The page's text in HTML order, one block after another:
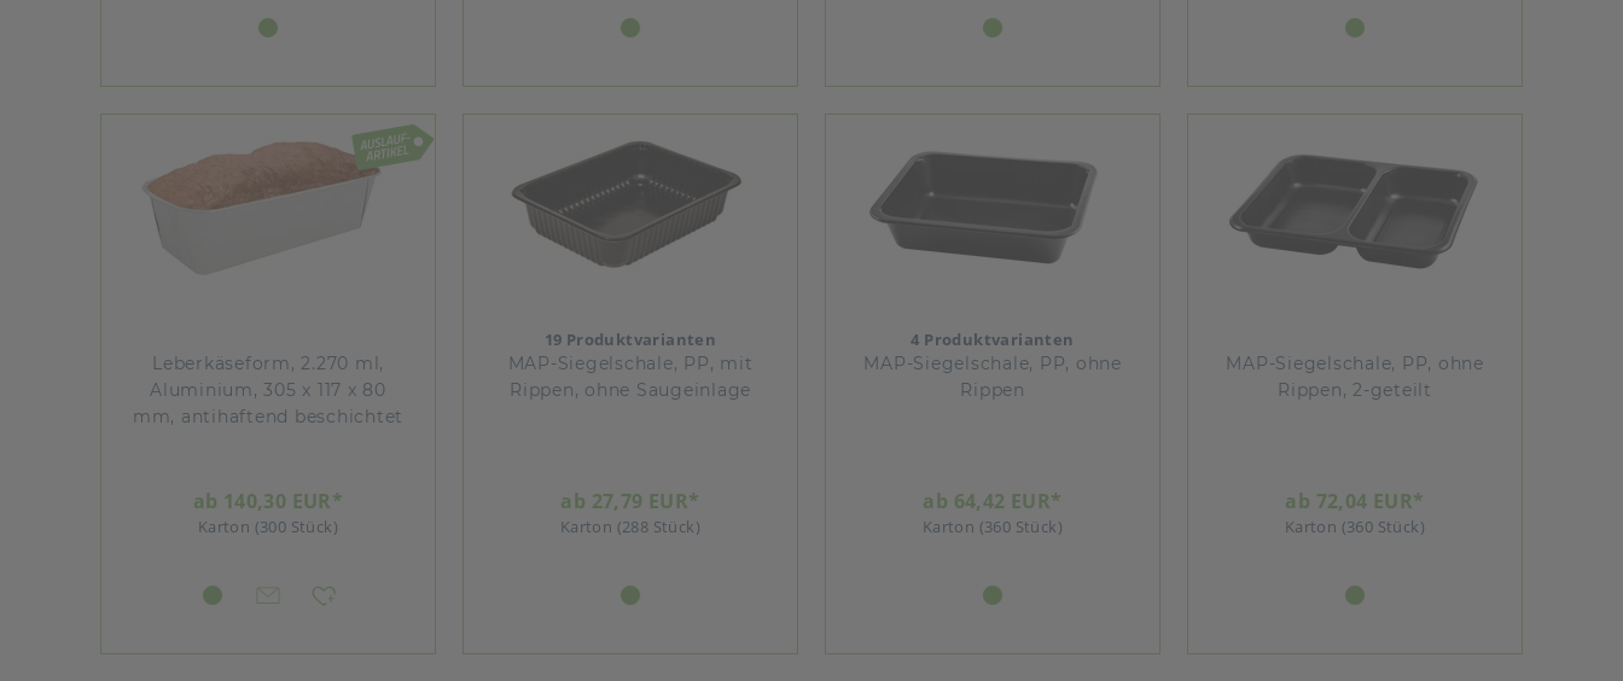
Leberkäseform, 2.270 ml,
Aluminium, 305 x 117 x 80
mm, antihaftend beschichtet
ab 140,30 EUR*
Karton (300 Stück)
19 Produktvarianten
MAP-Siegelschale, PP, mit
Rippen, ohne Saugeinlage
ab 27,79 EUR*
Karton (288 Stück)
4 Produktvarianten
MAP-Siegelschale, PP, ohne
Rippen
ab 64,42 EUR*
Karton (360 Stück)
MAP-Siegelschale, PP, ohne
Rippen, 2-geteilt
ab 72,04 EUR*
Karton (360 Stück)